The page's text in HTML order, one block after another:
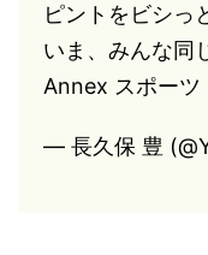
ピントをビシっ
いま、みんな同
Annex スポーツ
— 長久保 豊